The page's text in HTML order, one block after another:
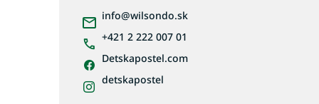
info@wilsondo.sk
+421 2 222 007 01
Detskapostel.com
detskapostel